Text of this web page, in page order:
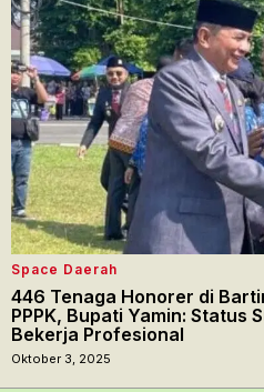
Space Daerah
446 Tenaga Honorer di
PPPK, Bupati Yamin: Status
Bekerja Profesional
Oktober 3, 2025